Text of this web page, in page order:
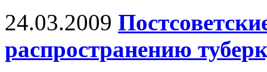
24.03.2009
распространению